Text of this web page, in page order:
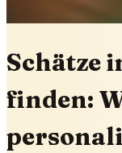
Schätze
finden: